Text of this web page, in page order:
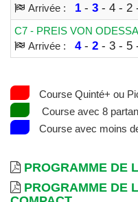
Arrivée :
1 - 3- 4 - 2
C7 - PREIS VON
Arrivée :
4- 2- 3 - 5
Course Quinté+ ou
Course avec 8
Course avec moins
PROGRAMME DE
PROGRAMME DE